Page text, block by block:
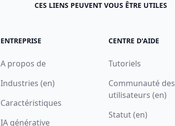
CES LIENS PEUVENT VOUS ÊTRE UTILES
ENTREPRISE
A propos de
Industries (en)
Caractéristiques
IA générative
CENTRE D'AIDE
Tutoriels
Communauté des
utilisateurs (en)
Statut (en)